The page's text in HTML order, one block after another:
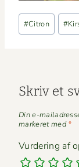
Indlæg-
tags:
#Citron #
Skriv et
Din e-
markeret med*
Vurdering af